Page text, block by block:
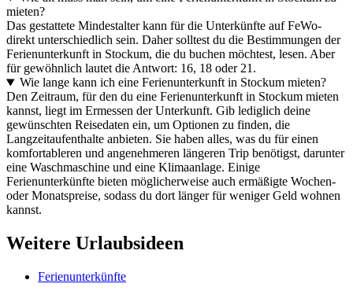
mieten?
Das gestattete Mindestalter kann für die Unterkünfte auf FeWo-
direkt unterschiedlich sein. Daher solltest du die Bestimmungen der
Ferienunterkunft in Stockum, die du buchen möchtest, lesen. Aber
für gewöhnlich lautet die Antwort: 16, 18 oder 21.
Wie lange kann ich eine Ferienunterkunft in Stockum mieten?
Den Zeitraum, für den du eine Ferienunterkunft in Stockum mieten
kannst, liegt im Ermessen der Unterkunft. Gib lediglich deine
gewünschten Reisedaten ein, um Optionen zu finden, die
Langzeitaufenthalte anbieten. Sie haben alles, was du für einen
komfortableren und angenehmeren längeren Trip benötigst, darunter
eine Waschmaschine und eine Klimaanlage. Einige
Ferienunterkünfte bieten möglicherweise auch ermäßigte Wochen-
oder Monatspreise, sodass du dort länger für weniger Geld wohnen
kannst.
Weitere Urlaubsideen
Ferienunterkünfte